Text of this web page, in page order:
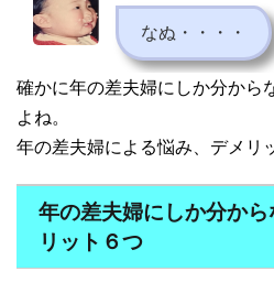
なぬ・・・・
確かに年の差夫婦にしか分から
よね。
年の差夫婦による悩み、デメリ
年の差夫婦にしか分か
リット６つ